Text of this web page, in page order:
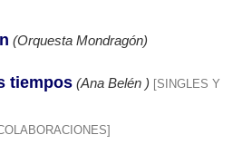
(Orquesta Mondragón)
tiempos (Ana Belén )
[SINGLES Y